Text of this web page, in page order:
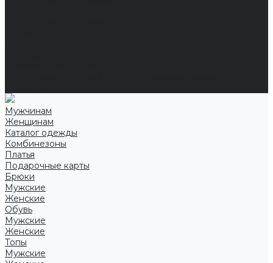
Мужчинам
Женщинам
Каталог одежды
Комбинезоны
Платья
Подарочные карты
Брюки
Мужские
Женские
Обувь
Мужские
Женские
Топы
Мужские